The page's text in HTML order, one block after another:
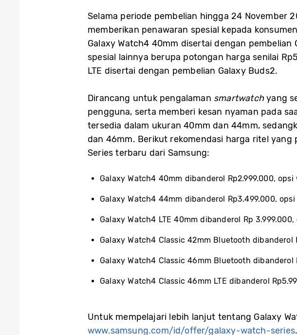
Selama periode pembelian hingga 24 November
memberikan penawaran spesial kepada
Galaxy Watch4 40mm disertai dengan
spesial lainnya berupa potongan harga senilai
LTE disertai dengan pembelian Galaxy Buds2.
Dirancang untuk pengalaman smartwatchyang
pengguna, serta memberi kesan nyaman pada
tersedia dalam ukuran 40mm dan 44mm,
dan 46mm. Berikut rekomendasi harga ritel
Series terbaru dari Samsung:
Galaxy Watch4 40mm dibanderol Rp2.999.000,
Galaxy Watch4 44mm dibanderol Rp3.499.000,
Galaxy Watch4 LTE 40mm dibanderol Rp
Galaxy Watch4 Classic 42mm Bluetooth
Galaxy Watch4 Classic 46mm Bluetooth
Galaxy Watch4 Classic 46mm LTE dibanderol
Untuk mempelajari lebih lanjut tentang Galaxy
www.samsung.com/id/offer/galaxy-watch-series.